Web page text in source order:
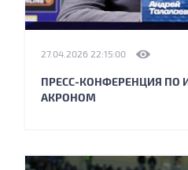
27.04.2026 22:15:00
ПРЕСС-КОНФЕРЕНЦИЯ ПО
АКРОНОМ